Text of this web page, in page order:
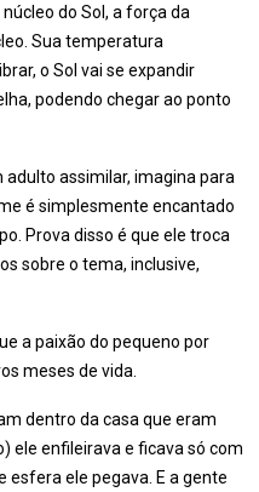
do Sol, a força da
Sua temperatura
o Sol vai se expandir
podendo chegar ao ponto
assimilar, imagina para
é simplesmente encantado
Prova disso é que ele troca
sobre o tema, inclusive,
a paixão do pequeno por
meses de vida.
dentro da casa que eram
ele enfileirava e ficava só com
esfera ele pegava. E a gente